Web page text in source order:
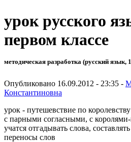
урок русского
первом классе
методическая разработка (русский язык,
Опубликовано 16.09.2012 - 23:35 -
Константиновна
урок - путешевствие по
с парными согласными, с
учатся отгадывать слова,
переносы слов